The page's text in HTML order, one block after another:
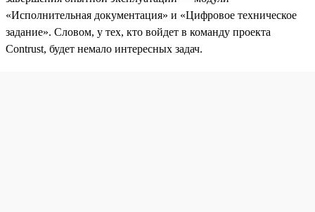
«Исполнительная документация» и «Цифровое техническое
задание». Словом, у тех, кто войдет в команду проекта
Contrust, будет немало интересных задач.